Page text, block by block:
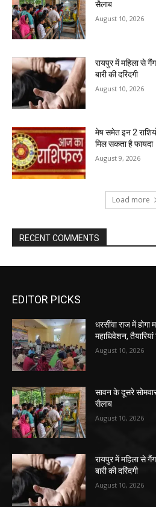
सैलाब
August 10, 2026
रायपुर में महिला से
बारी की दरिंदगी
August 10, 2026
मेष समेत इन 2
मिल सकता है फायदा
August 9, 2026
Load more
RECENT COMMENTS
EDITOR PICKS
धरसींवा राज में होगा
महाधिवेशन,
August 10, 2026
सावन के दूसरे
सैलाब
August 10, 2026
रायपुर में महिला से
बारी की दरिंदगी
August 10, 2026